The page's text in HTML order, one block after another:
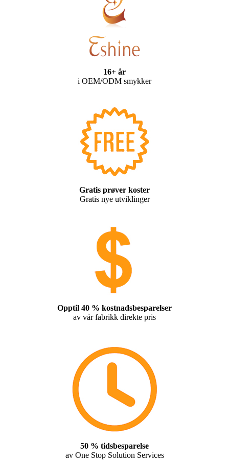
16+ år
i OEM/ODM smykker
Gratis prøver koster
Gratis nye utviklinger
Opptil 40 % kostnadsbesparelser
av vår fabrikk direkte pris
50 % tidsbesparelse
av One Stop Solution Services